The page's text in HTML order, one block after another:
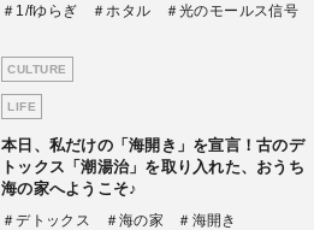
＃1/fゆらぎ ＃ホタル ＃光のモールス信号
CULTURE
LIFE
本日、私だけの「海開き」を宣言！古のデ
トックス「潮湯治」を取り入れた、おうち
海の家へようこそ♪
＃デトックス ＃海の家
＃海開き